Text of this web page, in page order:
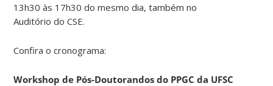
13h30 às 17h30 do mesmo dia, também no
Auditório do CSE.
Confira o cronograma:
Workshop de Pós-Doutorandos do PPGC da UFSC